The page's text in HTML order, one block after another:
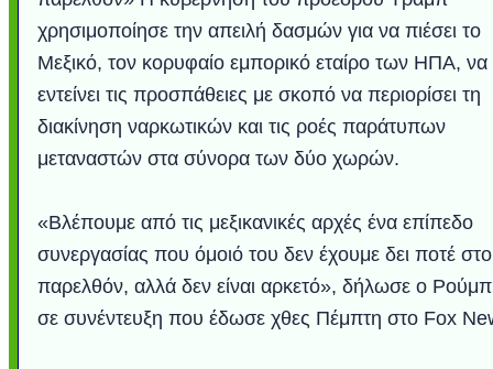
χρησιμοποίησε την απειλή δασμών για να πιέσει το
Μεξικό, τον κορυφαίο εμπορικό εταίρο των ΗΠΑ, να
εντείνει τις προσπάθειες με σκοπό να περιορίσει τη
διακίνηση ναρκωτικών και τις ροές παράτυπων
μεταναστών στα σύνορα των δύο χωρών.
«Βλέπουμε από τις μεξικανικές αρχές ένα επίπεδο
συνεργασίας που όμοιό του δεν έχουμε δει ποτέ στο
παρελθόν, αλλά δεν είναι αρκετό», δήλωσε ο
σε συνέντευξη που έδωσε χθες Πέμπτη στο Fox
Ο αέρας του
τα μαλλιά
Ταξίδι στο
Διεθνής
Σταθμός: Ο
το παράθυρό
Μουσική από
Video:
καταιγίδα
Εντυπωσιακές
από
Abbey,
Ταϊτή
Υποθαλάσσιο
στην
Η νέα
Αθήνας από το
που κάνει το
Ο Κομήτης του
φωτίσει τη Γη
κι απ' το
Συγκινητικό
λεοπάρδαλη
μωρό
Alesund: Μια
Νορβηγία που
Η γάτα και το